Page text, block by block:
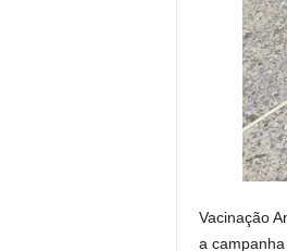
Vacinação
a